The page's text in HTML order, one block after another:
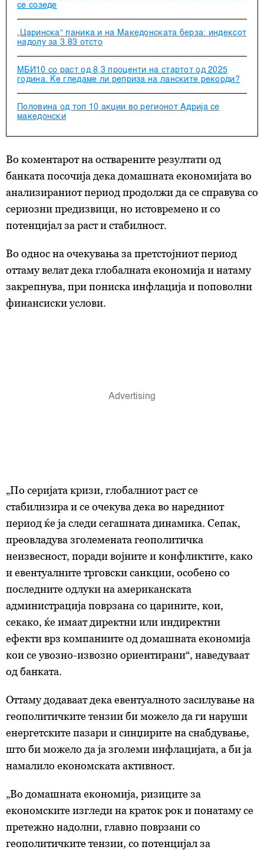
се созеде
„Царинска“ паника и на Македонската берза: индексот
надолу за 3.83 отсто
МБИ10 со раст од 8,3 проценти на стартот од 2025
година. Ќе гледаме ли реприза на ланските рекорди?
Половина од топ 10 акции во регионот Адрија се
македонски
Во коментарот на остварените резултати од
банката посочија дека домашната економијата во
анализираниот период продолжи да се справува со
сериозни предизвици, но истовремено и со
потенцијал за раст и стабилност.
Во однос на очекувања за претстојниот период
оттаму велат дека глобалната економија и натаму
закрепнува, при пониска инфлација и поповолни
финансиски услови.
„По серијата кризи, глобалниот раст се
стабилизира и се очекува дека во наредниот
период ќе ја следи сегашната динамика. Сепак,
преовладува зголемената геополитичка
неизвесност, поради војните и конфликтите, како
и евентуалните трговски санкции, особено со
последните одлуки на американската
администрација поврзана со царините, кои,
секако, ќе имаат директни или индиректни
ефекти врз компаниите од домашната економија
кои се увозно-извозно ориентирани“, наведуваат
од банката.
Оттаму додаваат дека евентуалното засилување на
геополитичките тензии би можело да ги наруши
енергетските пазари и синџирите на снабдување,
што би можело да ја зголеми инфлацијата, а би ја
намалило економската активност.
„Во домашната економија, ризиците за
економските изгледи на краток рок и понатаму се
претежно надолни, главно поврзани со
геополитичките тензии, со потенцијал за